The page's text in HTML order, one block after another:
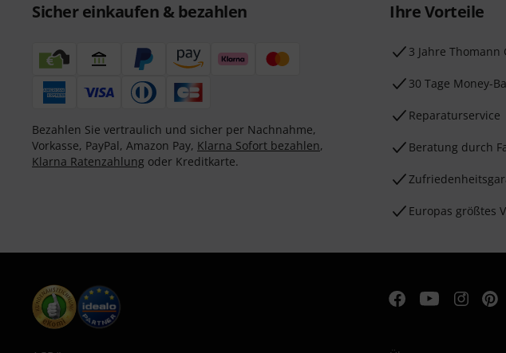
Sicher einkaufen & bezahlen
Bezahlen Sie vertraulich und sicher per Nachnahme,
Vorkasse, PayPal, Amazon Pay, Klarna Sofort bezahlen,
Klarna Ratenzahlung oder Kreditkarte.
Ihre Vorteile
3 Jahre Thomann
30 Tage Money-
Reparaturservice
Beratung durch
Europas größtes